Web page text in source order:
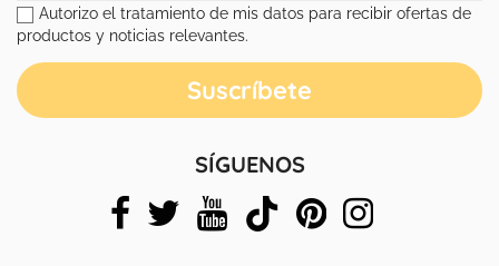
Autorizo el tratamiento de mis datos para recibir ofertas de
productos y noticias relevantes.
SÍGUENOS